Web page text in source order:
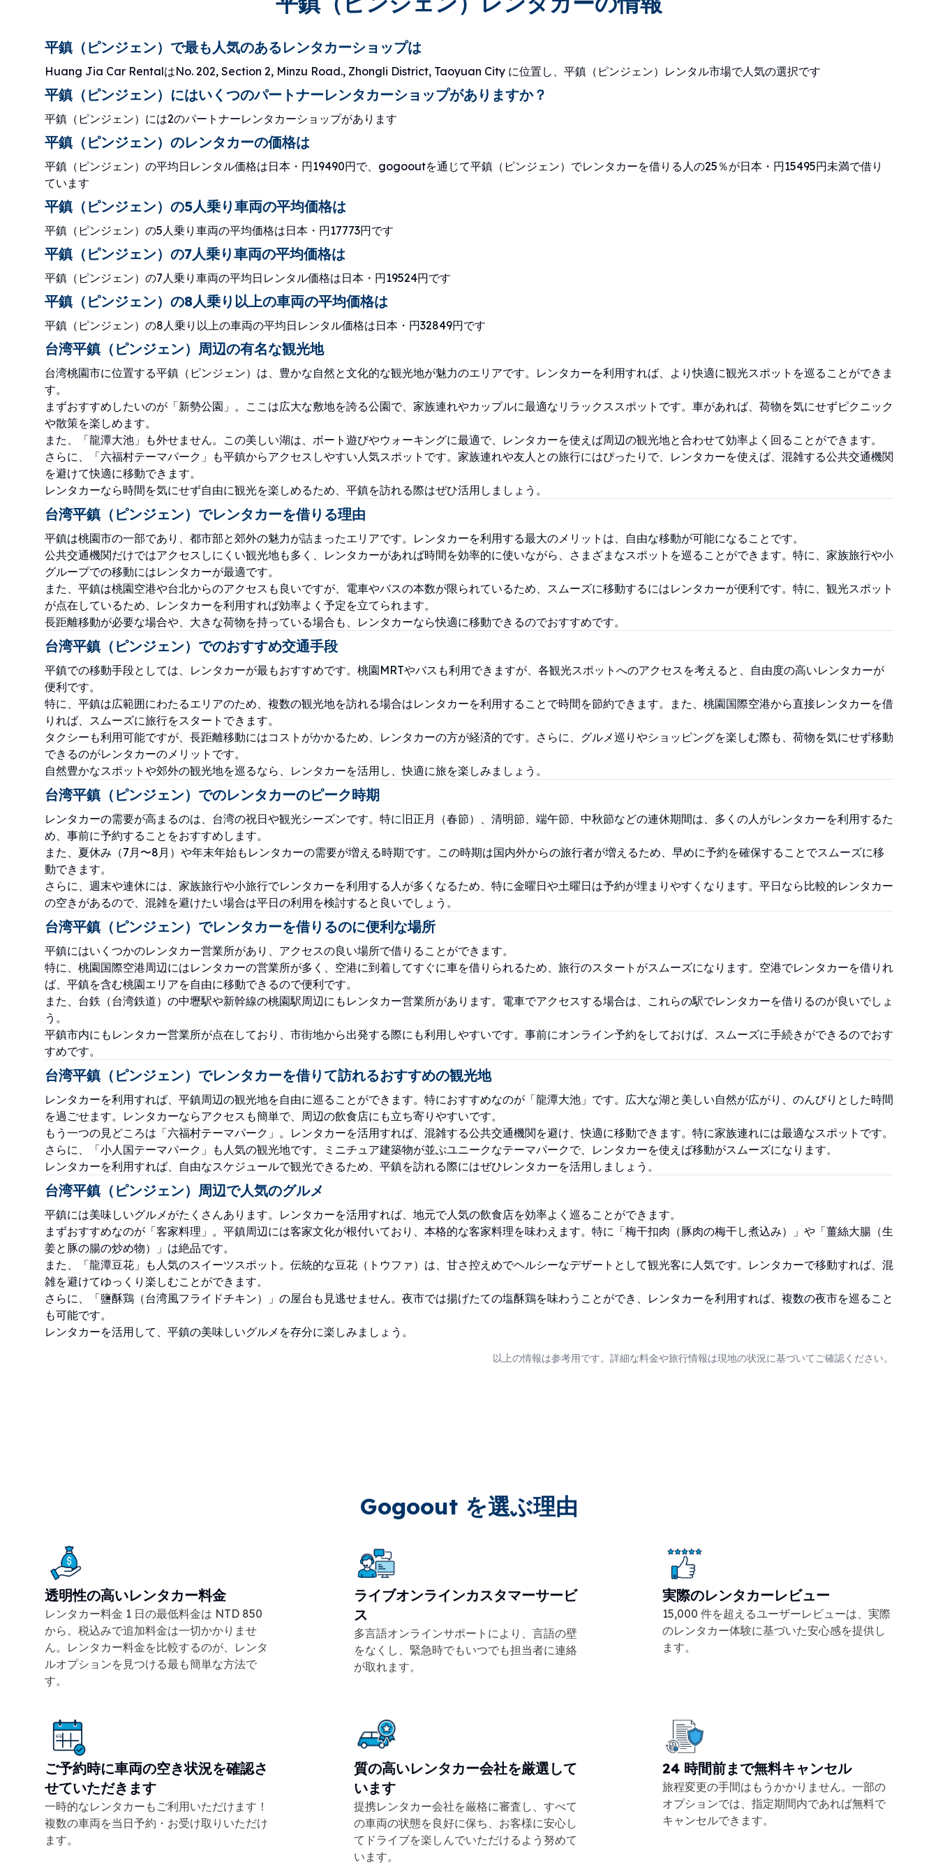
平鎮（ピンジェン）で最も人気のあるレンタカーショップは
Huang Jia Car RentalはNo. 202, Section 2, Minzu Road., Zhongli District, Taoyuan City に位置し、平鎮（ピンジェン）レンタル市場で人気の選択です
平鎮（ピンジェン）にはいくつのパートナーレンタカーショップがありますか？
平鎮（ピンジェン）には2のパートナーレンタカーショップがあります
平鎮（ピンジェン）のレンタカーの価格は
平鎮（ピンジェン）の平均日レンタル価格は日本・円19490円で、gogooutを通じて平鎮（ピンジェン）でレンタカーを借りる人の25％が日本・円15495円未満で借り
ています
平鎮（ピンジェン）の5人乗り車両の平均価格は
平鎮（ピンジェン）の5人乗り車両の平均価格は日本・円17773円です
平鎮（ピンジェン）の7人乗り車両の平均価格は
平鎮（ピンジェン）の7人乗り車両の平均日レンタル価格は日本・円19524円です
平鎮（ピンジェン）の8人乗り以上の車両の平均価格は
平鎮（ピンジェン）の8人乗り以上の車両の平均日レンタル価格は日本・円32849円です
台湾平鎮（ピンジェン）周辺の有名な観光地
台湾桃園市に位置する平鎮（ピンジェン）は、豊かな自然と文化的な観光地が魅力のエリアです。レンタカーを利用すれば、より快適に観光スポットを巡ることができま
す。
まずおすすめしたいのが「新勢公園」。ここは広大な敷地を誇る公園で、家族連れやカップルに最適なリラックススポットです。車があれば、荷物を気にせずピクニック
や散策を楽しめます。
また、「龍潭大池」も外せません。この美しい湖は、ボート遊びやウォーキングに最適で、レンタカーを使えば周辺の観光地と合わせて効率よく回ることができます。
さらに、「六福村テーマパーク」も平鎮からアクセスしやすい人気スポットです。家族連れや友人との旅行にはぴったりで、レンタカーを使えば、混雑する公共交通機関
を避けて快適に移動できます。
レンタカーなら時間を気にせず自由に観光を楽しめるため、平鎮を訪れる際はぜひ活用しましょう。
台湾平鎮（ピンジェン）でレンタカーを借りる理由
平鎮は桃園市の一部であり、都市部と郊外の魅力が詰まったエリアです。レンタカーを利用する最大のメリットは、自由な移動が可能になることです。
公共交通機関だけではアクセスしにくい観光地も多く、レンタカーがあれば時間を効率的に使いながら、さまざまなスポットを巡ることができます。特に、家族旅行や小
グループでの移動にはレンタカーが最適です。
また、平鎮は桃園空港や台北からのアクセスも良いですが、電車やバスの本数が限られているため、スムーズに移動するにはレンタカーが便利です。特に、観光スポット
が点在しているため、レンタカーを利用すれば効率よく予定を立てられます。
長距離移動が必要な場合や、大きな荷物を持っている場合も、レンタカーなら快適に移動できるのでおすすめです。
台湾平鎮（ピンジェン）でのおすすめ交通手段
平鎮での移動手段としては、レンタカーが最もおすすめです。桃園MRTやバスも利用できますが、各観光スポットへのアクセスを考えると、自由度の高いレンタカーが
便利です。
特に、平鎮は広範囲にわたるエリアのため、複数の観光地を訪れる場合はレンタカーを利用することで時間を節約できます。また、桃園国際空港から直接レンタカーを借
りれば、スムーズに旅行をスタートできます。
タクシーも利用可能ですが、長距離移動にはコストがかかるため、レンタカーの方が経済的です。さらに、グルメ巡りやショッピングを楽しむ際も、荷物を気にせず移動
できるのがレンタカーのメリットです。
自然豊かなスポットや郊外の観光地を巡るなら、レンタカーを活用し、快適に旅を楽しみましょう。
台湾平鎮（ピンジェン）でのレンタカーのピーク時期
レンタカーの需要が高まるのは、台湾の祝日や観光シーズンです。特に旧正月（春節）、清明節、端午節、中秋節などの連休期間は、多くの人がレンタカーを利用するた
め、事前に予約することをおすすめします。
また、夏休み（7月〜8月）や年末年始もレンタカーの需要が増える時期です。この時期は国内外からの旅行者が増えるため、早めに予約を確保することでスムーズに移
動できます。
さらに、週末や連休には、家族旅行や小旅行でレンタカーを利用する人が多くなるため、特に金曜日や土曜日は予約が埋まりやすくなります。平日なら比較的レンタカー
の空きがあるので、混雑を避けたい場合は平日の利用を検討すると良いでしょう。
台湾平鎮（ピンジェン）でレンタカーを借りるのに便利な場所
平鎮にはいくつかのレンタカー営業所があり、アクセスの良い場所で借りることができます。
特に、桃園国際空港周辺にはレンタカーの営業所が多く、空港に到着してすぐに車を借りられるため、旅行のスタートがスムーズになります。空港でレンタカーを借りれ
ば、平鎮を含む桃園エリアを自由に移動できるので便利です。
また、台鉄（台湾鉄道）の中壢駅や新幹線の桃園駅周辺にもレンタカー営業所があります。電車でアクセスする場合は、これらの駅でレンタカーを借りるのが良いでしょ
う。
平鎮市内にもレンタカー営業所が点在しており、市街地から出発する際にも利用しやすいです。事前にオンライン予約をしておけば、スムーズに手続きができるのでおす
すめです。
台湾平鎮（ピンジェン）でレンタカーを借りて訪れるおすすめの観光地
レンタカーを利用すれば、平鎮周辺の観光地を自由に巡ることができます。特におすすめなのが「龍潭大池」です。広大な湖と美しい自然が広がり、のんびりとした時間
を過ごせます。レンタカーならアクセスも簡単で、周辺の飲食店にも立ち寄りやすいです。
もう一つの見どころは「六福村テーマパーク」。レンタカーを活用すれば、混雑する公共交通機関を避け、快適に移動できます。特に家族連れには最適なスポットです。
さらに、「小人国テーマパーク」も人気の観光地です。ミニチュア建築物が並ぶユニークなテーマパークで、レンタカーを使えば移動がスムーズになります。
レンタカーを利用すれば、自由なスケジュールで観光できるため、平鎮を訪れる際にはぜひレンタカーを活用しましょう。
台湾平鎮（ピンジェン）周辺で人気のグルメ
平鎮には美味しいグルメがたくさんあります。レンタカーを活用すれば、地元で人気の飲食店を効率よく巡ることができます。
まずおすすめなのが「客家料理」。平鎮周辺には客家文化が根付いており、本格的な客家料理を味わえます。特に「梅干扣肉（豚肉の梅干し煮込み）」や「薑絲大腸（生
姜と豚の腸の炒め物）」は絶品です。
また、「龍潭豆花」も人気のスイーツスポット。伝統的な豆花（トウファ）は、甘さ控えめでヘルシーなデザートとして観光客に人気です。レンタカーで移動すれば、混
雑を避けてゆっくり楽しむことができます。
さらに、「鹽酥鶏（台湾風フライドチキン）」の屋台も見逃せません。夜市では揚げたての塩酥鶏を味わうことができ、レンタカーを利用すれば、複数の夜市を巡ること
も可能です。
レンタカーを活用して、平鎮の美味しいグルメを存分に楽しみましょう。
以上の情報は参考用です。詳細な料金や旅行情報は現地の状況に基づいてご確認ください。
Gogoout を選ぶ理由
透明性の高いレンタカー料金
レンタカー料金 1 日の最低料金は NTD 850
から。税込みで追加料金は一切かかりませ
ん。レンタカー料金を比較するのが、レンタ
ルオプションを見つける最も簡単な方法で
す。
ライブオンラインカスタマーサービ
ス
多言語オンラインサポートにより、言語の壁
をなくし、緊急時でもいつでも担当者に連絡
が取れます。
実際のレンタカーレビュー
15,000 件を超えるユーザーレビューは、実際
のレンタカー体験に基づいた安心感を提供し
ます。
ご予約時に車両の空き状況を確認さ
せていただきます
一時的なレンタカーもご利用いただけます！
複数の車両を当日予約・お受け取りいただけ
ます。
質の高いレンタカー会社を厳選して
います
提携レンタカー会社を厳格に審査し、すべて
の車両の状態を良好に保ち、お客様に安心し
てドライブを楽しんでいただけるよう努めて
います。
24 時間前まで無料キャンセル
旅程変更の手間はもうかかりません。一部の
オプションでは、指定期間内であれば無料で
キャンセルできます。